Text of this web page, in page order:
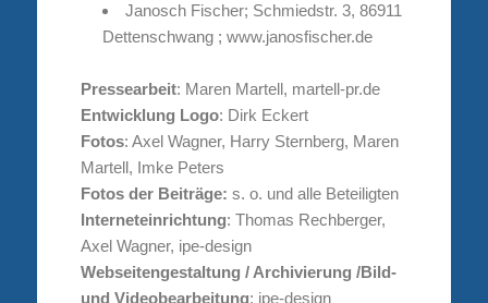
Janosch Fischer; Schmiedstr. 3, 86911
Dettenschwang ; www.janosfischer.de
Pressearbeit: Maren Martell, martell-pr.de
Entwicklung Logo: Dirk Eckert
Fotos: Axel Wagner, Harry Sternberg, Maren
Martell, Imke Peters
Fotos der Beiträge: s. o. und alle Beteiligten
Interneteinrichtung: Thomas Rechberger,
Axel Wagner, ipe-design
Webseitengestaltung / Archivierung /Bild-
und Videobearbeitung: ipe-design